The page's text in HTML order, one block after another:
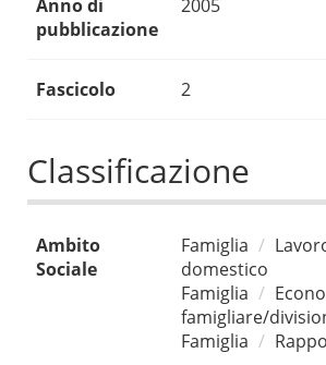
Anno di
pubblicazione
2005
Fascicolo 2
Classificazione
Ambito
Sociale
Famiglia
domestico
Famiglia
famigliare/
Famiglia